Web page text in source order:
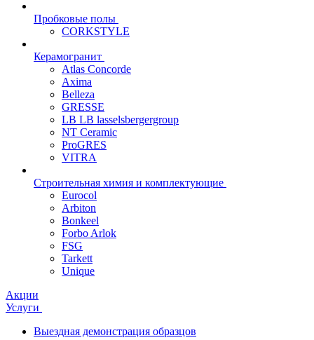
Пробковые полы
CORKSTYLE
Керамогранит
Atlas Concorde
Axima
Belleza
GRESSE
LB LB lasselsbergergroup
NT Ceramic
ProGRES
VITRA
Строительная химия и комплектующие
Eurocol
Arbiton
Bonkeel
Forbo Arlok
FSG
Tarkett
Unique
Акции
Услуги
Выездная демонстрация образцов